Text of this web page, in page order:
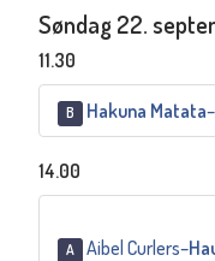
Søndag 22.
11.30
B Hakuna Matata–
14.00
A Aibel Curlers–